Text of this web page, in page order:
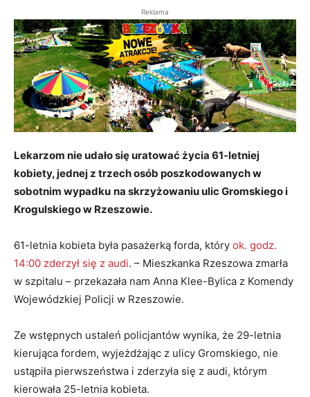
Reklama
Lekarzom nie udało się uratować życia 61-letniej
kobiety, jednej z trzech osób poszkodowanych w
sobotnim wypadku na skrzyżowaniu ulic Gromskiego i
Krogulskiego w Rzeszowie.
61-letnia kobieta była pasażerką forda, który ok. godz.
14:00 zderzył się z audi. – Mieszkanka Rzeszowa zmarła
w szpitalu – przekazała nam Anna Klee-Bylica z Komendy
Wojewódzkiej Policji w Rzeszowie.
Ze wstępnych ustaleń policjantów wynika, że 29-letnia
kierująca fordem, wyjeżdżając z ulicy Gromskiego, nie
ustąpiła pierwszeństwa i zderzyła się z audi, którym
kierowała 25-letnia kobieta.